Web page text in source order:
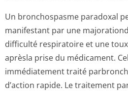
Un bronchospasme paradoxal
manifestant par une
difficulté respiratoire et une
aprèsla prise du médicament.
immédiatement traité
d’action rapide. Le traitement par